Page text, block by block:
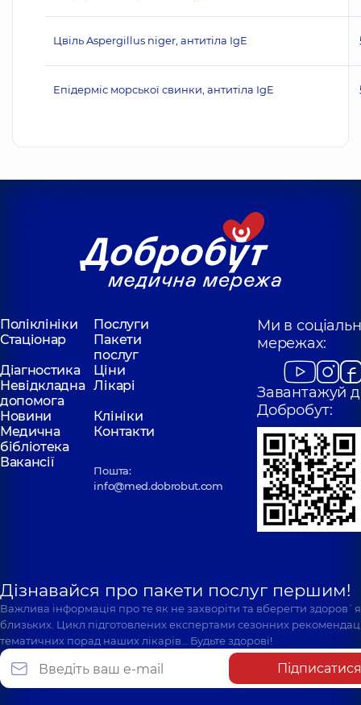
Цвіль Aspergillus niger, антитіла IgE
Епідерміс морської свинки, антитіла IgE
Поліклініки
Послуги
Стаціонар
Пакети
послуг
Діагностика
Ціни
Невідкладна
допомога
Лікарі
Новини
Клініки
Медична
бібліотека
Контакти
Вакансії
Пошта:
info@med.dobrobut.com
Ми в
мережах:
Завантажуй
Добробут:
Дізнавайся про пакети послуг першим!
Важлива інформація про те як не захворіти та вберегти
близьких. Цикл підготовлених експертами сезонних
тематичних порад наших лікарів… Будьте здорові!
Підписатися